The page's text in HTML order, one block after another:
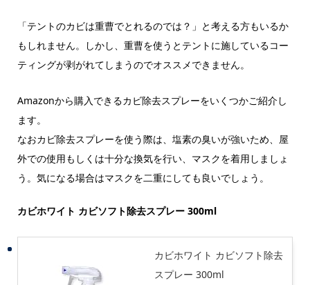
「テントのカビは重曹でとれるのでは？」と考える方もいるか
もしれません。しかし、重曹を使うとテントに施しているコー
ティングが剥がれてしまうのでオススメできません。
Amazonから購入できるカビ除去スプレーをいくつかご紹介し
ます。
なおカビ除去スプレーを使う際は、塩素の臭いが強いため、屋
外での使用もしくは十分な換気を行い、マスクを着用しましょ
う。気になる場合はマスクを二重にしても良いでしょう。
カビホワイト カビソフト除去スプレー 300ml
カビホワイト カビソフト除去
スプレー 300ml